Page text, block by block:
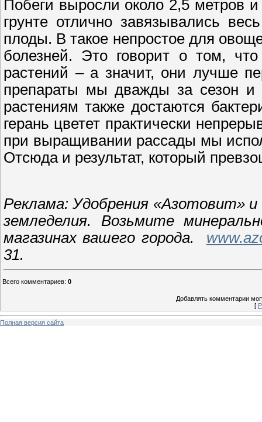
Побеги выросли около 2,5 метров
грунте отлично завязывались
плоды. В такое непростое для
болезней. Это говорит о том,
растений – а значит, они лучше
препараты мы дважды за сезон
растениям также достаются
герань цветет практически
при выращивании рассады мы
Отсюда и результат, который
Реклама: Удобрения «Азотовит»
земледелия. Возьмите
магазинах вашего города. www.
31.
Всего комментариев: 0
Добавлять комментарии
[
Полная версия сайта